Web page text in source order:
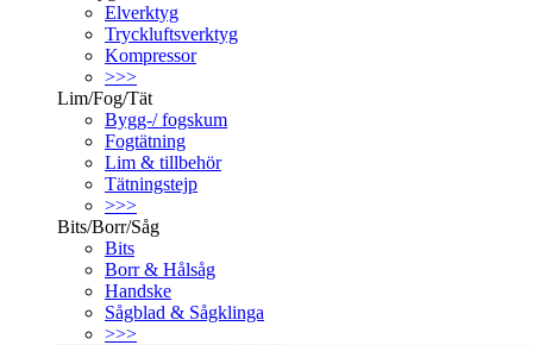
Elverktyg
Tryckluftsverktyg
Kompressor
>>>
Lim/Fog/Tät
Bygg-/ fogskum
Fogtätning
Lim & tillbehör
Tätningstejp
>>>
Bits/Borr/Såg
Bits
Borr & Hålsåg
Handske
Sågblad & Sågklinga
>>>